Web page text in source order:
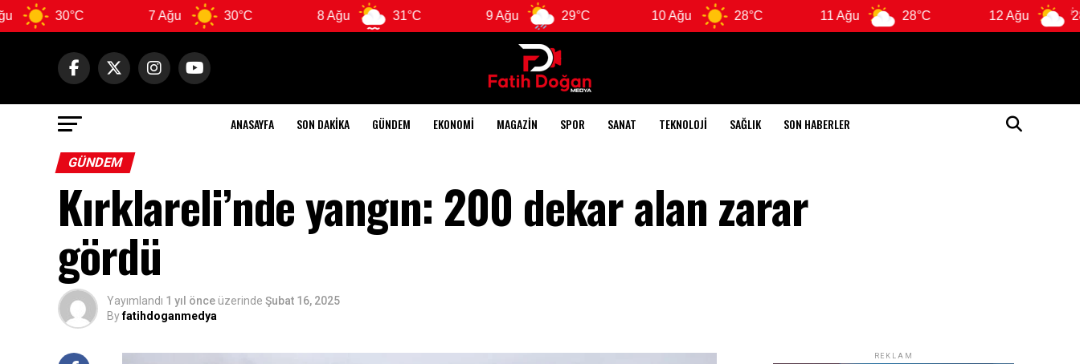
30°C 30°C 31°C 29°C 28°C 28°C 28°C
ANASAYFA SON DAKIKA GÜNDEM EKONOMI MAGAZIN SPOR SANAT TEKNOLOJI SAĞLIK SON HABERLER
GÜNDEM
Kırklareli’nde yangın: 200 dekar alan zarar
gördü
Yayımlandı 1 yıl önce üzerinde Şubat 16, 2025
Byfatihdoganmedya
REKLAM